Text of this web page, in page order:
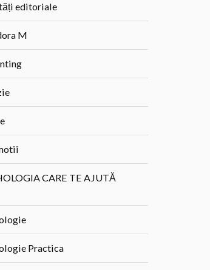
editoriale
M
CARE TE AJUTĂ
Practica